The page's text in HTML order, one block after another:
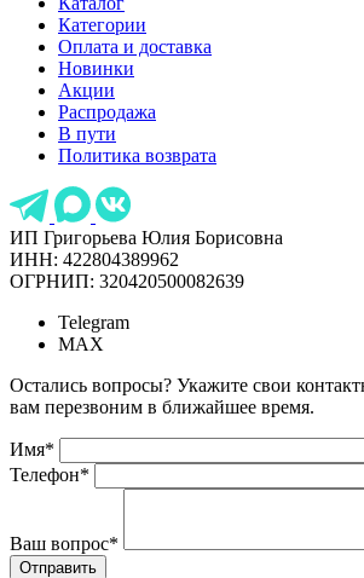
Категории
Оплата и доставка
Новинки
Акции
Распродажа
В пути
Политика возврата
ИП Григорьева Юлия Борисовна
ИНН: 422804389962
ОГРНИП: 320420500082639
Telegram
MAX
Остались вопросы? Укажите свои
вам перезвоним в ближайшее время.
Имя*
Телефон*
Ваш вопрос*